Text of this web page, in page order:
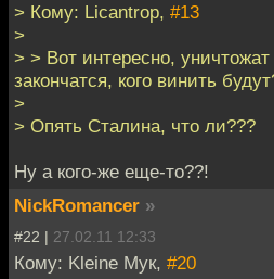
> Кому: Licantrop, #13
>
> > Вот интересно,
закончатся, кого винить
>
> Опять Сталина, что ли???
Ну а кого-же еще-то??!
NickRomancer »
#22 | 27.02.11 12:33
Кому: Kleine Мук, #20